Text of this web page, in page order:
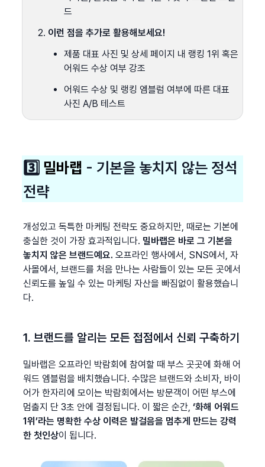
드
이런 점을 추가로 활용해보세요!
제품 대표 사진 및 상세 페이지 내 랭킹 1위 혹은
어워드 수상 여부 강조
어워드 수상 및 랭킹 엠블럼 여부에 따른 대표
사진 A/B 테스트
3️⃣ 밀바랩 - 기본을 놓치지 않는 정석
전략
개성있고 독특한 마케팅 전략도 중요하지만, 때로는 기본에
충실한 것이 가장 효과적입니다. 밀바랩은 바로 그 기본을
놓치지 않은 브랜드예요. 오프라인 행사에서, SNS에서, 자
사몰에서, 브랜드를 처음 만나는 사람들이 있는 모든 곳에서
신뢰도를 높일 수 있는 마케팅 자산을 빠짐없이 활용했습니
다.
1. 브랜드를 알리는 모든 접점에서 신뢰 구축하기
밀바랩은 오프라인 박람회에 참여할 때 부스 곳곳에 화해 어
워드 엠블럼을 배치했습니다. 수많은 브랜드와 소비자, 바이
어가 한자리에 모이는 박람회에서는 방문객이 어떤 부스에
멈출지 단 3초 안에 결정됩니다. 이 짧은 순간, ‘화해 어워드
1위’라는 명확한 수상 이력은 발걸음을 멈추게 만드는 강력
한 첫인상이 됩니다.